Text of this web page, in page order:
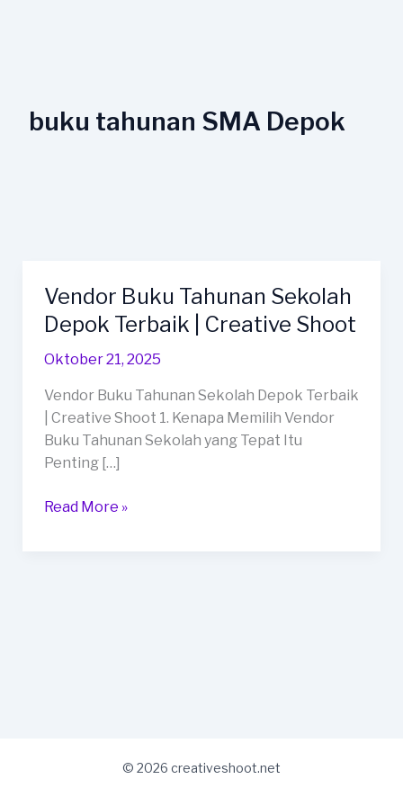
buku tahunan SMA Depok
Vendor Buku Tahunan Sekolah
Depok Terbaik | Creative Shoot
Oktober 21, 2025
Vendor Buku Tahunan Sekolah Depok Terbaik
| Creative Shoot 1. Kenapa Memilih Vendor
Buku Tahunan Sekolah yang Tepat Itu
Penting […]
Vendor
Buku
Tahunan
Sekolah
Terbaik
|
Creative
Shoot
Read More »
© 2026 creativeshoot.net